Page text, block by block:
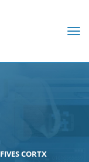
FIVES CORTX